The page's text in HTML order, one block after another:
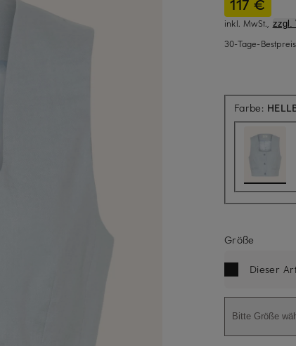
117 €
inkl. MwSt., zzgl.
30-Tage-
Farbe:
Größe
Dieser
Bitte Größe